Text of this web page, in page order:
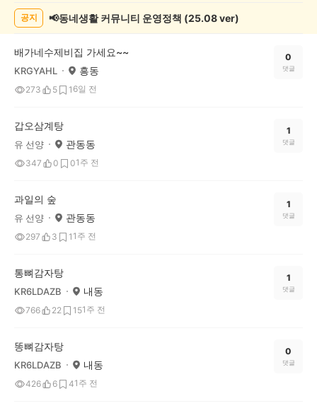
공지 📢동네생활 커뮤니티 운영정책 (25.08 ver)
배가네수제비집 가세요~~
KRGYAHL 흥동
273 5 1 6일 전
0
댓글
갑오삼계탕
유 선양 관동동
347 0 01주 전
1
댓글
과일의 숲
유 선양 관동동
297 3 1 1주 전
1
댓글
통뼈감자탕
KR6LDAZB 내동
766 22 151주 전
1
댓글
똥뼈감자탕
KR6LDAZB 내동
426 6 41주 전
0
댓글